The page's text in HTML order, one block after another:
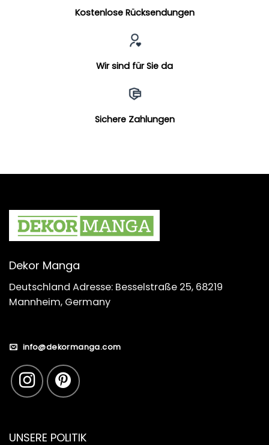
Kostenlose Rücksendungen
Wir sind für Sie da
Sichere Zahlungen
Dekor Manga
Deutschland Adresse: Besselstraße 25, 68219
Mannheim, Germany
info@dekormanga.com
UNSERE POLITIK